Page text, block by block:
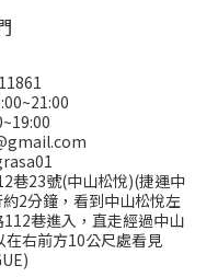
巷23號(中山松悅)(捷運中
2分鐘，看到中山松悅左
巷進入，直走經過中山
右前方10公尺處看見